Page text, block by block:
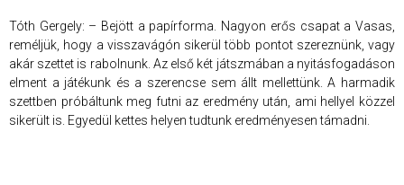
Tóth Gergely: – Bejött a papírforma. Nagyon erős csapat a Vasas,
reméljük, hogy a visszavágón sikerül több pontot szereznünk, vagy
akár szettet is rabolnunk. Az első két játszmában a nyitásfogadáson
elment a játékunk és a szerencse sem állt mellettünk. A harmadik
szettben próbáltunk meg futni az eredmény után, ami hellyel közzel
sikerült is. Egyedül kettes helyen tudtunk eredményesen támadni.